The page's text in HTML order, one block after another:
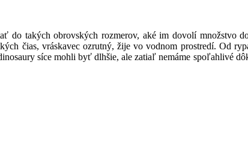
do takých obrovských rozmerov, aké im dovolí množstvo
čias, vráskavec ozrutný, žije vo vodnom prostredí. Od
síce mohli byť dlhšie, ale zatiaľ nemáme spoľahlivé